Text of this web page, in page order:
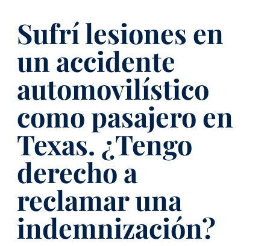
Sufrí lesiones en
un accidente
automovilístico
como pasajero en
Texas. ¿Tengo
derecho a
reclamar una
indemnización?